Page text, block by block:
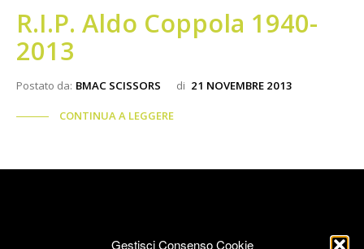
Gestisci Consenso Cookie
R.I.P. Aldo Coppola 1940-
2013
Postato da: BMAC SCISSORS di 21 NOVEMBRE 2013
CONTINUA A LEGGERE